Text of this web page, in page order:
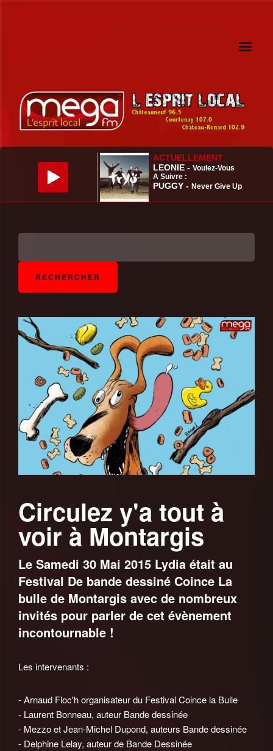
Circulez y'a tout à
voir à Montargis
Le Samedi 30 Mai 2015 Lydia était au
Festival De bande dessiné Coince La
bulle de Montargis avec de nombreux
invités pour parler de cet évènement
incontournable !
Les intervenants :
- Arnaud Floc'h organisateur du Festival Coince la Bulle
- Laurent Bonneau, auteur Bande dessinée
- Mezzo et Jean-Michel Dupond, auteurs Bande dessinée
- Delphine Lelay, auteur de Bande Dessinée